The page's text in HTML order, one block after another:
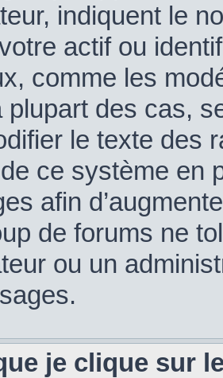
indiquent le
actif ou
comme les
plupart des cas,
le texte des
ce système en
afin
de forums ne
ou un
je clique sur